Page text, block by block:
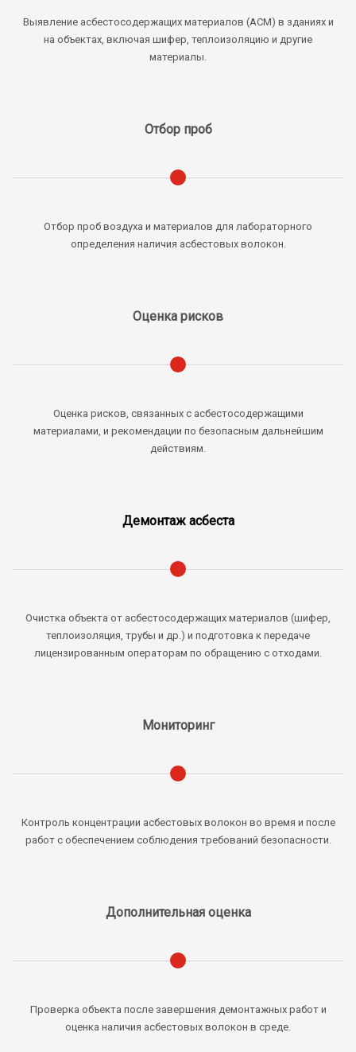
Выявление асбестосодержащих материалов (АСМ) в зданиях и
на объектах, включая шифер, теплоизоляцию и другие
материалы.
Отбор проб
Отбор проб воздуха и материалов для лабораторного
определения наличия асбестовых волокон.
Оценка рисков
Оценка рисков, связанных с асбестосодержащими
материалами, и рекомендации по безопасным дальнейшим
действиям.
Демонтаж асбеста
Очистка объекта от асбестосодержащих материалов (шифер,
теплоизоляция, трубы и др.) и подготовка к передаче
лицензированным операторам по обращению с отходами.
Мониторинг
Контроль концентрации асбестовых волокон во время и после
работ с обеспечением соблюдения требований безопасности.
Дополнительная оценка
Проверка объекта после завершения демонтажных работ и
оценка наличия асбестовых волокон в среде.